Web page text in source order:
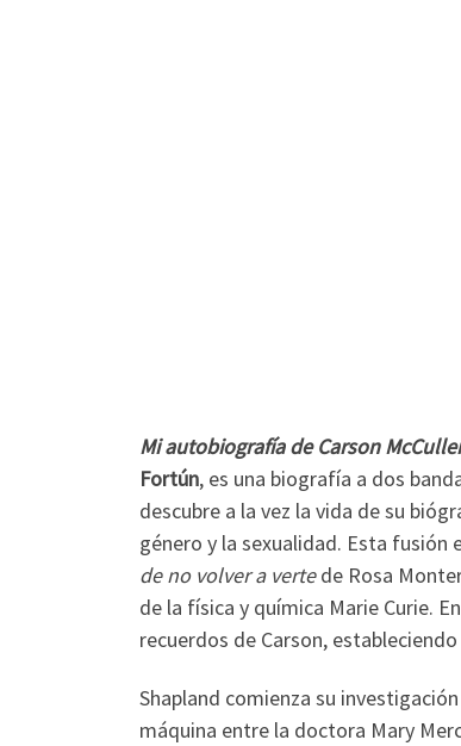
Mi autobiografía de Carson
Fortún, es una biografía a dos
descubre a la vez la vida de su
género y la sexualidad. Esta
de no volver a vertede Rosa
de la física y química Marie Curie.
recuerdos de Carson,
Shapland comienza su
máquina entre la doctora Mary